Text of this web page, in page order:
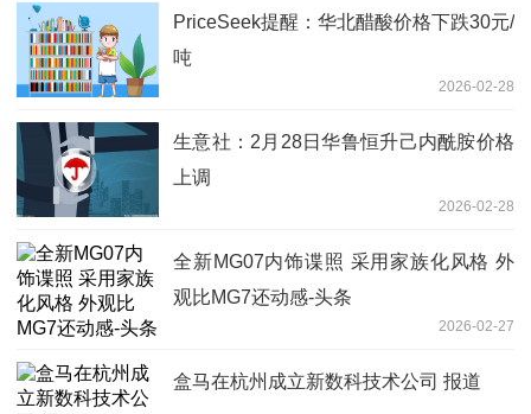
PriceSeek提醒：华北醋酸价格下跌30元/
吨
2026-02-28
生意社：2月28日华鲁恒升己内酰胺价格
上调
2026-02-28
全新MG07内饰谍照 采用家族化风格 外
观比MG7还动感-头条
2026-02-27
盒马在杭州成立新数科技术公司 报道